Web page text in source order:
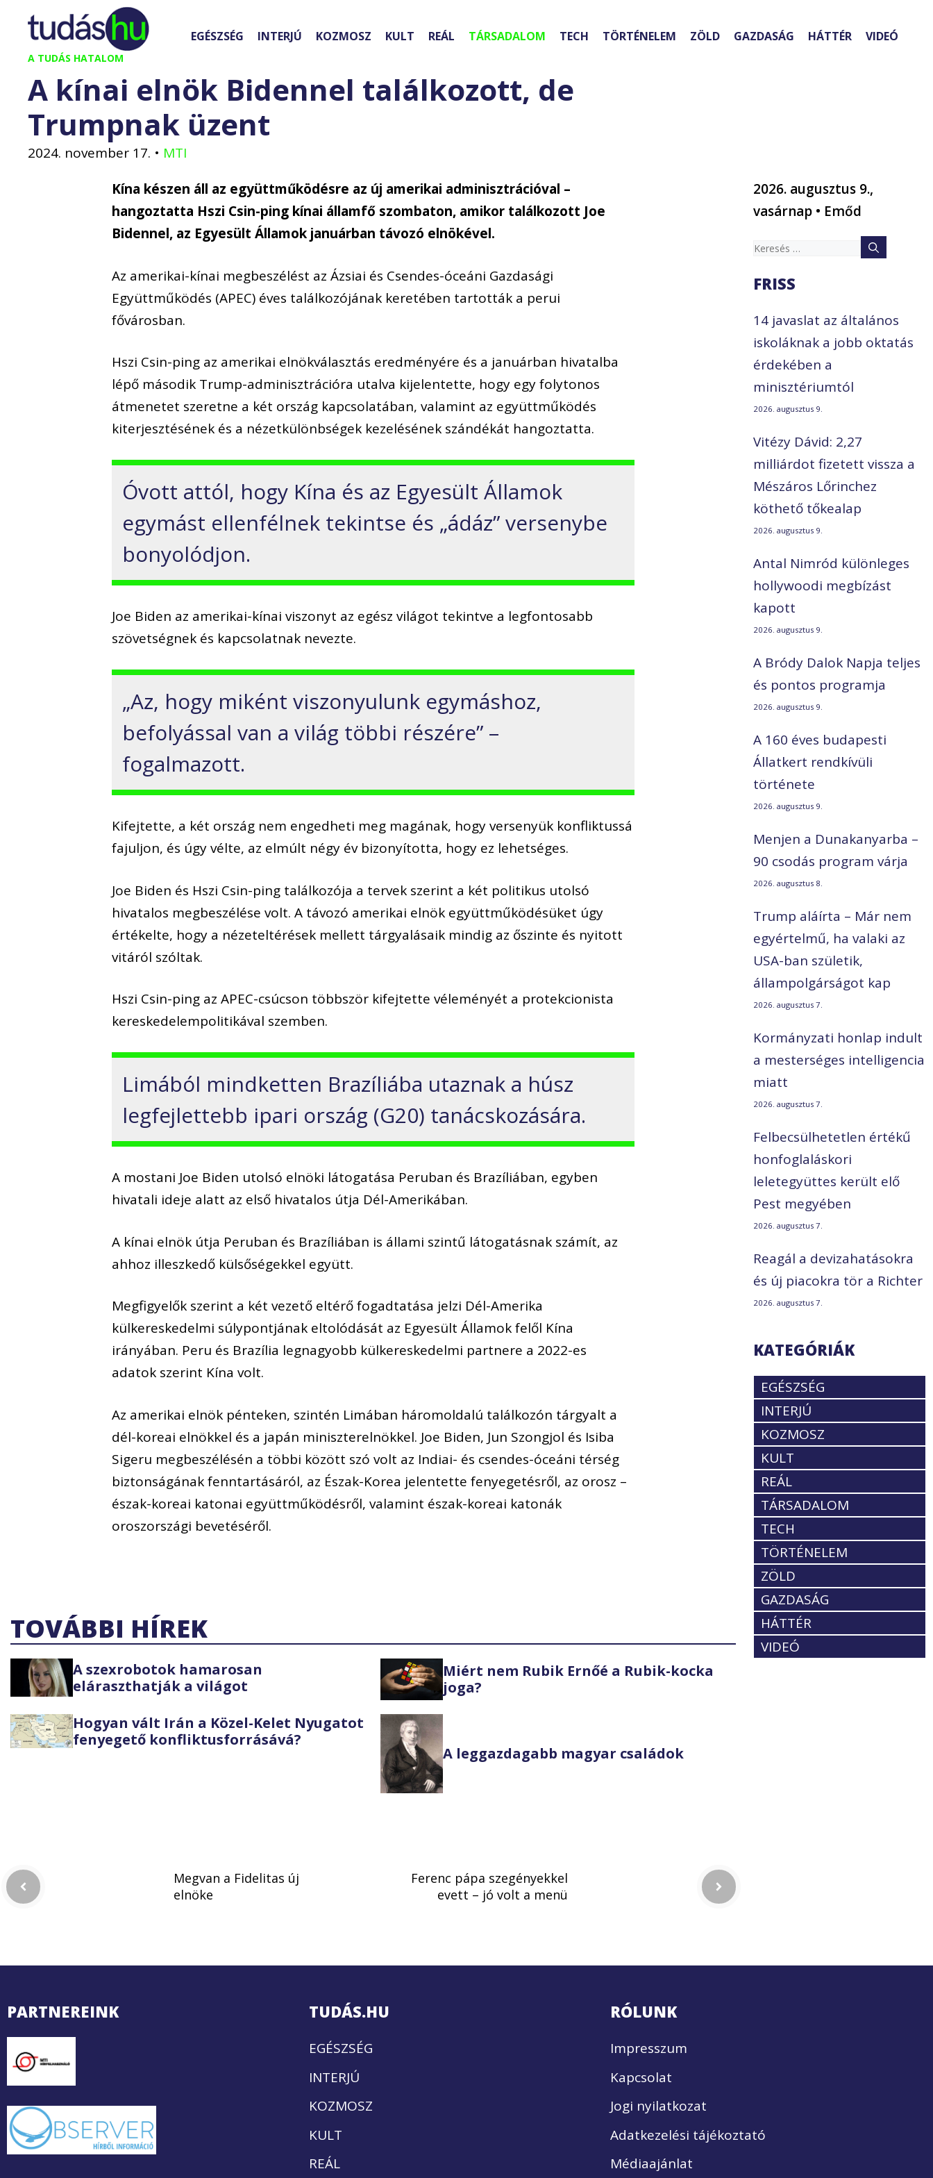
Kilépés
tartalomba
A TUDÁS HATALOM
EGÉSZSÉG INTERJÚ KOZMOSZ KULT REÁL TÁRSADALOM TECH TÖRTÉNELEM ZÖLD GAZDASÁG HÁTTÉR VIDEÓ
A kínai elnök Bidennel találkozott, de
Trumpnak üzent
2024. november 17. • MTI
Kína készen áll az együttműködésre az új amerikai adminisztrációval –
hangoztatta Hszi Csin-ping kínai államfő szombaton, amikor találkozott Joe
Bidennel, az Egyesült Államok januárban távozó elnökével.
Az amerikai-kínai megbeszélést az Ázsiai és Csendes-óceáni Gazdasági
Együttműködés (APEC) éves találkozójának keretében tartották a perui
fővárosban.
Hszi Csin-ping az amerikai elnökválasztás eredményére és a januárban hivatalba
lépő második Trump-adminisztrációra utalva kijelentette, hogy egy folytonos
átmenetet szeretne a két ország kapcsolatában, valamint az együttműködés
kiterjesztésének és a nézetkülönbségek kezelésének szándékát hangoztatta.
Óvott attól, hogy Kína és az Egyesült Államok
egymást ellenfélnek tekintse és „ádáz” versenybe
bonyolódjon.
Joe Biden az amerikai-kínai viszonyt az egész világot tekintve a legfontosabb
szövetségnek és kapcsolatnak nevezte.
„Az, hogy miként viszonyulunk egymáshoz,
befolyással van a világ többi részére” –
fogalmazott.
Kifejtette, a két ország nem engedheti meg magának, hogy versenyük konfliktussá
fajuljon, és úgy vélte, az elmúlt négy év bizonyította, hogy ez lehetséges.
Joe Biden és Hszi Csin-ping találkozója a tervek szerint a két politikus utolsó
hivatalos megbeszélése volt. A távozó amerikai elnök együttműködésüket úgy
értékelte, hogy a nézeteltérések mellett tárgyalásaik mindig az őszinte és nyitott
vitáról szóltak.
Hszi Csin-ping az APEC-csúcson többször kifejtette véleményét a protekcionista
kereskedelempolitikával szemben.
Limából mindketten Brazíliába utaznak a húsz
legfejlettebb ipari ország (G20) tanácskozására.
A mostani Joe Biden utolsó elnöki látogatása Peruban és Brazíliában, egyben
hivatali ideje alatt az első hivatalos útja Dél-Amerikában.
A kínai elnök útja Peruban és Brazíliában is állami szintű látogatásnak számít, az
ahhoz illeszkedő külsőségekkel együtt.
Megfigyelők szerint a két vezető eltérő fogadtatása jelzi Dél-Amerika
külkereskedelmi súlypontjának eltolódását az Egyesült Államok felől Kína
irányában. Peru és Brazília legnagyobb külkereskedelmi partnere a 2022-es
adatok szerint Kína volt.
Az amerikai elnök pénteken, szintén Limában háromoldalú találkozón tárgyalt a
dél-koreai elnökkel és a japán miniszterelnökkel. Joe Biden, Jun Szongjol és Isiba
Sigeru megbeszélésén a többi között szó volt az Indiai- és csendes-óceáni térség
biztonságának fenntartásáról, az Észak-Korea jelentette fenyegetésről, az orosz –
észak-koreai katonai együttműködésről, valamint észak-koreai katonák
oroszországi bevetéséről.
TOVÁBBI HÍREK
A szexrobotok hamarosan
eláraszthatják a világot
Miért nem Rubik Ernőé a Rubik-kocka
joga?
Hogyan vált Irán a Közel-Kelet Nyugatot
fenyegető konfliktusforrásává?
A leggazdagabb magyar családok
2026. augusztus 9.,
vasárnap • Emőd
Keresés:
FRISS
14 javaslat az általános
iskoláknak a jobb oktatás
érdekében a
minisztériumtól
2026. augusztus 9.
Vitézy Dávid: 2,27
milliárdot fizetett vissza a
Mészáros Lőrinchez
köthető tőkealap
2026. augusztus 9.
Antal Nimród különleges
hollywoodi megbízást
kapott
2026. augusztus 9.
A Bródy Dalok Napja teljes
és pontos programja
2026. augusztus 9.
A 160 éves budapesti
Állatkert rendkívüli
története
2026. augusztus 9.
Menjen a Dunakanyarba –
90 csodás program várja
2026. augusztus 8.
Trump aláírta – Már nem
egyértelmű, ha valaki az
USA-ban születik,
állampolgárságot kap
2026. augusztus 7.
Kormányzati honlap indult
a mesterséges intelligencia
miatt
2026. augusztus 7.
Felbecsülhetetlen értékű
honfoglaláskori
leletegyüttes került elő
Pest megyében
2026. augusztus 7.
Reagál a devizahatásokra
és új piacokra tör a Richter
2026. augusztus 7.
KATEGÓRIÁK
EGÉSZSÉG
INTERJÚ
KOZMOSZ
KULT
REÁL
TÁRSADALOM
TECH
TÖRTÉNELEM
ZÖLD
GAZDASÁG
HÁTTÉR
VIDEÓ
Megvan a Fidelitas új
elnöke
Ferenc pápa szegényekkel
evett – jó volt a menü
PARTNEREINK TUDÁS.HU
EGÉSZSÉG
INTERJÚ
KOZMOSZ
KULT
REÁL
RÓLUNK
Impresszum
Kapcsolat
Jogi nyilatkozat
Adatkezelési tájékoztató
Médiaajánlat